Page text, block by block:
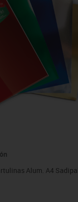
de mesa
simbólicos
Pizarras, vitrinas y
Sillas, bancos y
Alum. A4